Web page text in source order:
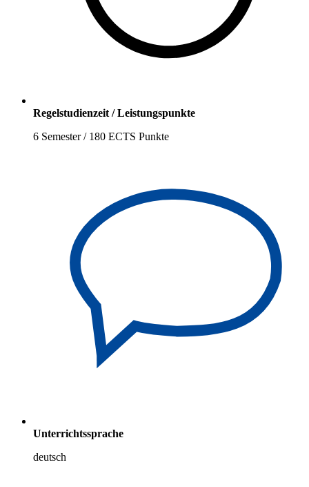
Regelstudienzeit / Leistungspunkte
6 Semester / 180 ECTS Punkte
Unterrichtssprache
deutsch